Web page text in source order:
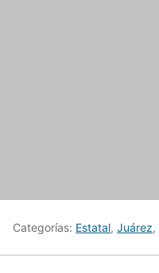
Categorías: Estatal, Juárez,